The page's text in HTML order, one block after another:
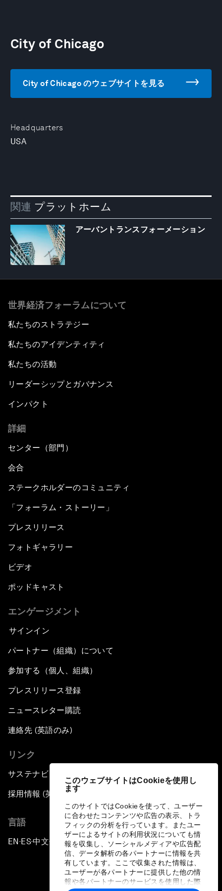
このウェブサイトはCookieを使用し
ます
このサイトではCookieを使って、ユーザー
に合わせたコンテンツや広告の表示、トラ
フィックの分析を行っています。またユー
ザーによるサイトの利用状況についても情
報を収集し、ソーシャルメディアや広告配
信、データ解析の各パートナーに情報を共
有しています。ここで収集された情報は、
ユーザーが各パートナーに提供した他の情
報や各パートナーのサービスを使用した際
Headquarters
USA
City of Chicago
City of Chicago のウェブサイトを見る
関連 プラットホーム
アーバントランスフォーメーション
世界経済フォーラムについて
私たちのストラテジー
私たちのアイデンティティ
私たちの活動
リーダーシップとガバナンス
インパクト
詳細
センター（部門）
会合
ステークホルダーのコミュニティ
「フォーラム・ストーリー」
プレスリリース
フォトギャラリー
ビデオ
ポッドキャスト
エンゲージメント
サインイン
パートナー（組織）について
参加する（個人、組織）
プレスリリース登録
ニュースレター購読
連絡先 (英語のみ)
リンク
サステナビリティへの取り組み
採用情報 (英語のみ)
言語
EN ▪ES▪中文▪ 日本語